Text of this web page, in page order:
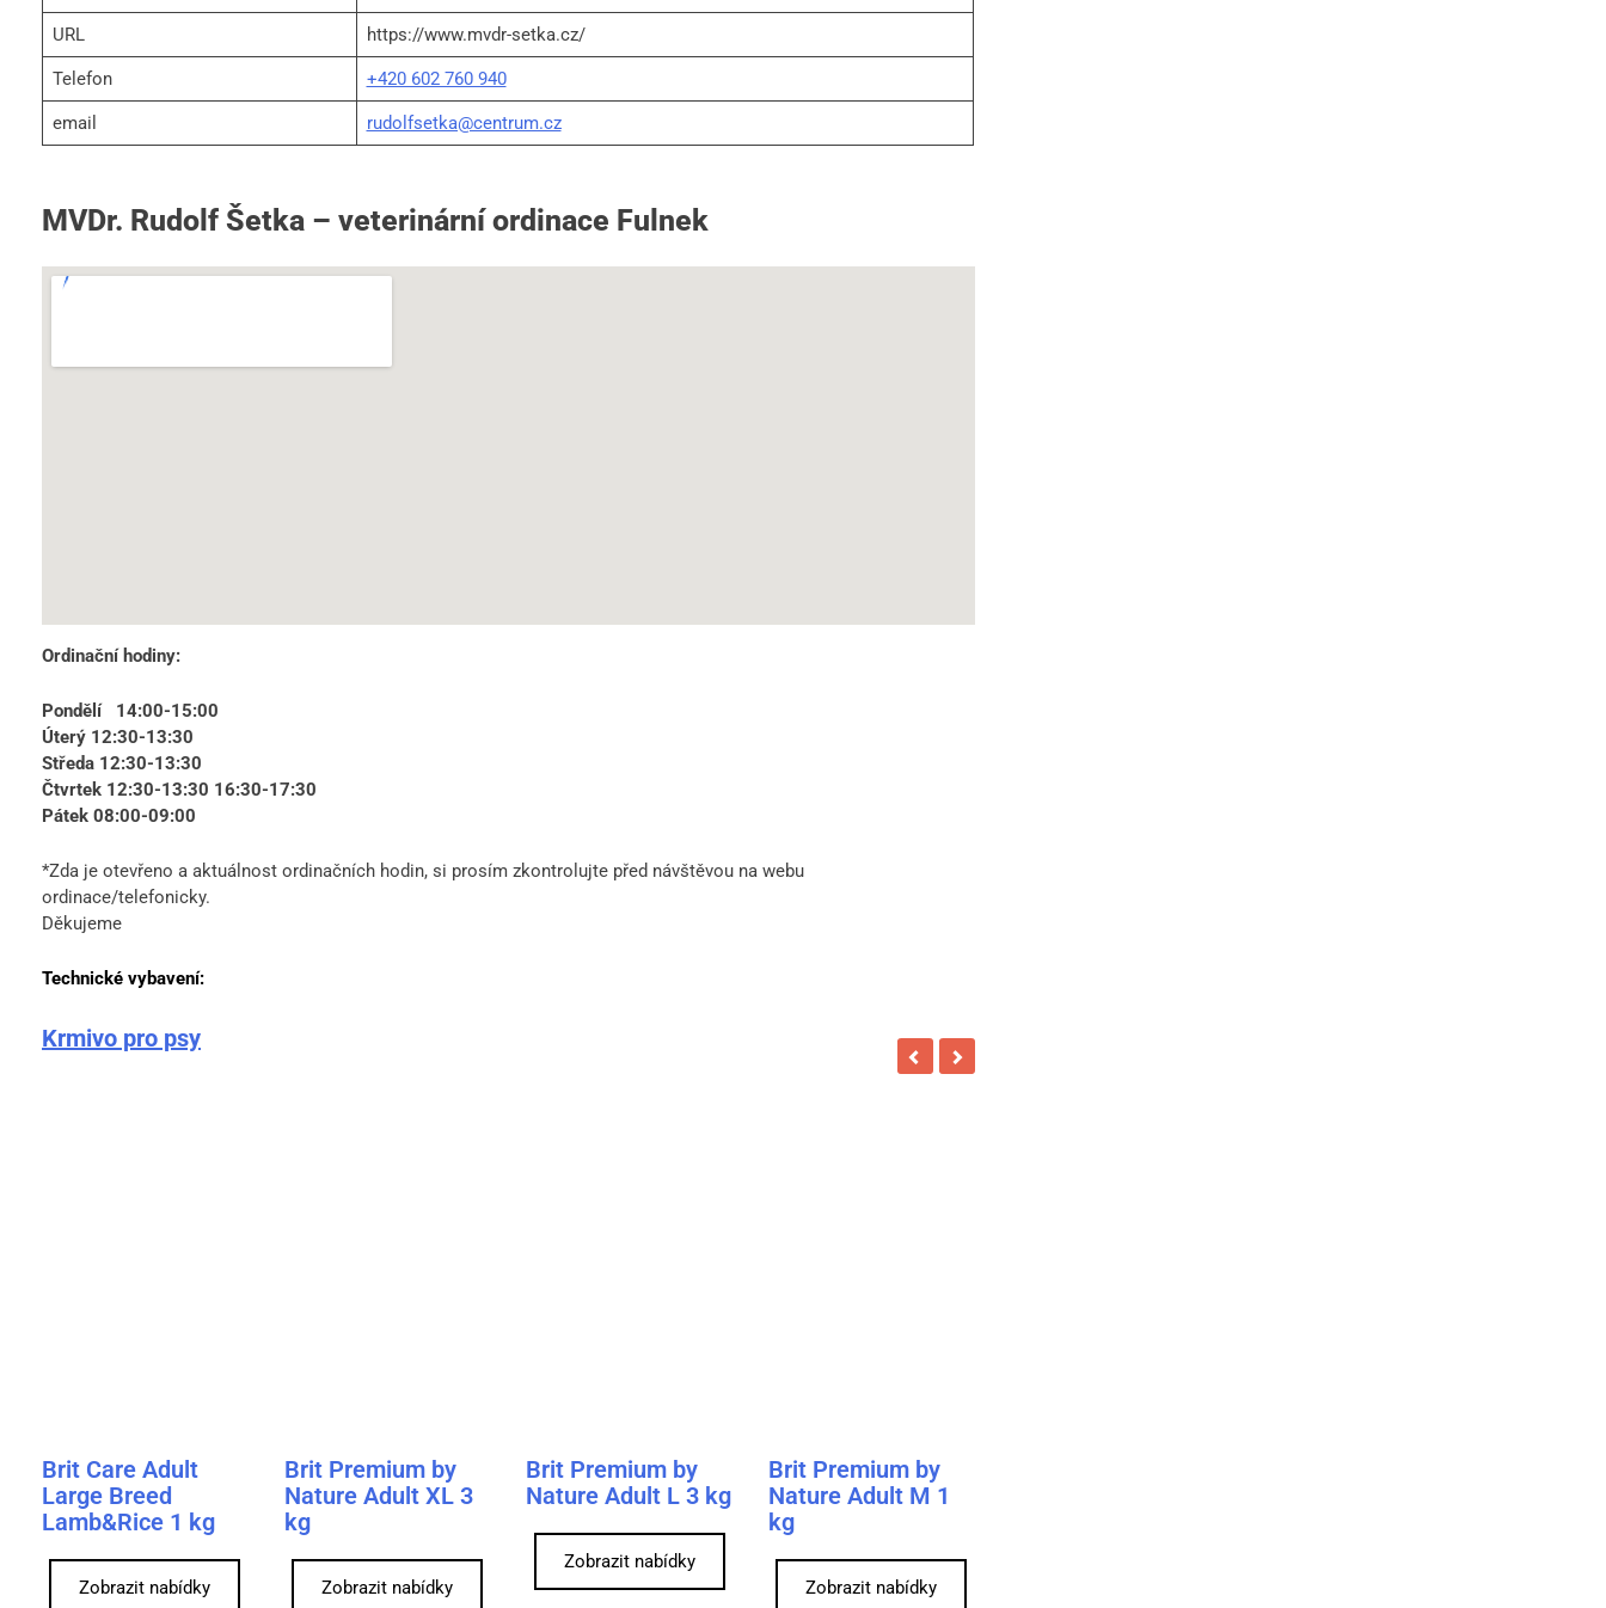
URL https://www.mvdr-setka.cz/
Telefon +420 602 760 940
email rudolfsetka@centrum.cz
MVDr. Rudolf Šetka – veterinární ordinace Fulnek
Ordinační hodiny:
Pondělí
14:00-15:00
Úterý 12:30-13:30
Středa 12:30-13:30
Čtvrtek 12:30-13:30 16:30-17:30
Pátek 08:00-09:00
*Zda je otevřeno a aktuálnost ordinačních hodin, si prosím zkontrolujte před návštěvou na webu
ordinace/telefonicky.
Děkujeme
Technické vybavení:
Krmivo pro psy
Brit Care Adult
Large Breed
Lamb&Rice 1 kg
Zobrazit nabídky
Brit Premium by
Nature Adult XL 3
kg
Zobrazit nabídky
Brit Premium by
Nature Adult L 3 kg
Zobrazit nabídky
Brit Premium by
Nature Adult M 1
kg
Zobrazit nabídky